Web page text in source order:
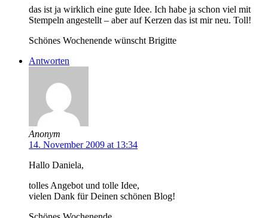
das ist ja wirklich eine gute Idee. Ich habe ja schon viel mit
Stempeln angestellt – aber auf Kerzen das ist mir neu. Toll!
Schönes Wochenende wünscht Brigitte
Antworten
Anonym
14. November 2009 at 13:34
Hallo Daniela,
tolles Angebot und tolle Idee,
vielen Dank für Deinen schönen Blog!